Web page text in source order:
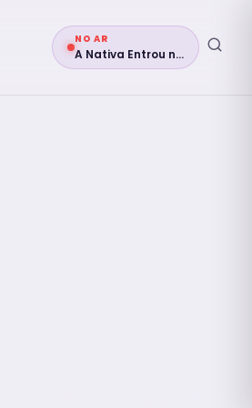
NO AR
A Nativa Entrou no Grupo